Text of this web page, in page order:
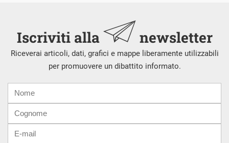
Iscriviti alla newsletter
Riceverai articoli, dati, grafici e mappe liberamente utilizzabili
per promuovere un dibattito informato.
mail